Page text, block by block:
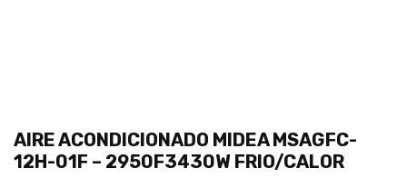
AIRE ACONDICIONADO MIDEA MSAGFC-
12H-01F – 2950F3430W FRIO/CALOR